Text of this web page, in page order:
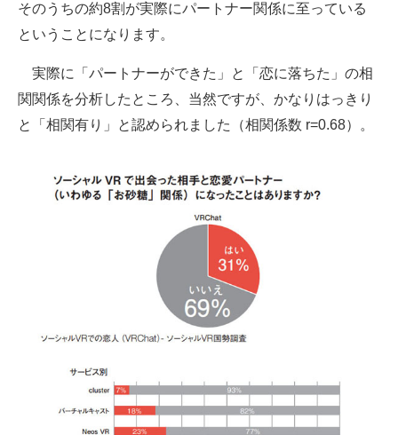
そのうちの約8割が実際にパートナー関係に至っている
ということになります。
実際に「パートナーができた」と「恋に落ちた」の相
関関係を分析したところ、当然ですが、かなりはっきり
と「相関有り」と認められました（相関係数 r=0.68）。